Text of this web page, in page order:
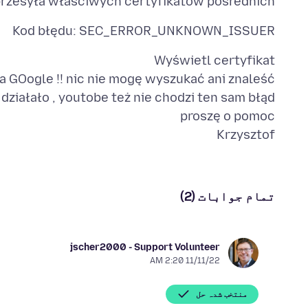
Kod błędu: SEC_ERROR_UNKNOWN_ISSUER
Krzysztof
تمام جوابات (2)
jscher2000 - Support Volunteer
11/11/22 2:20 AM
منتخب شدہ حل